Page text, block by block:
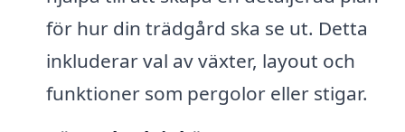
för hur din trädgård ska se ut. Detta
inkluderar val av växter, layout och
funktioner som pergolor eller stigar.